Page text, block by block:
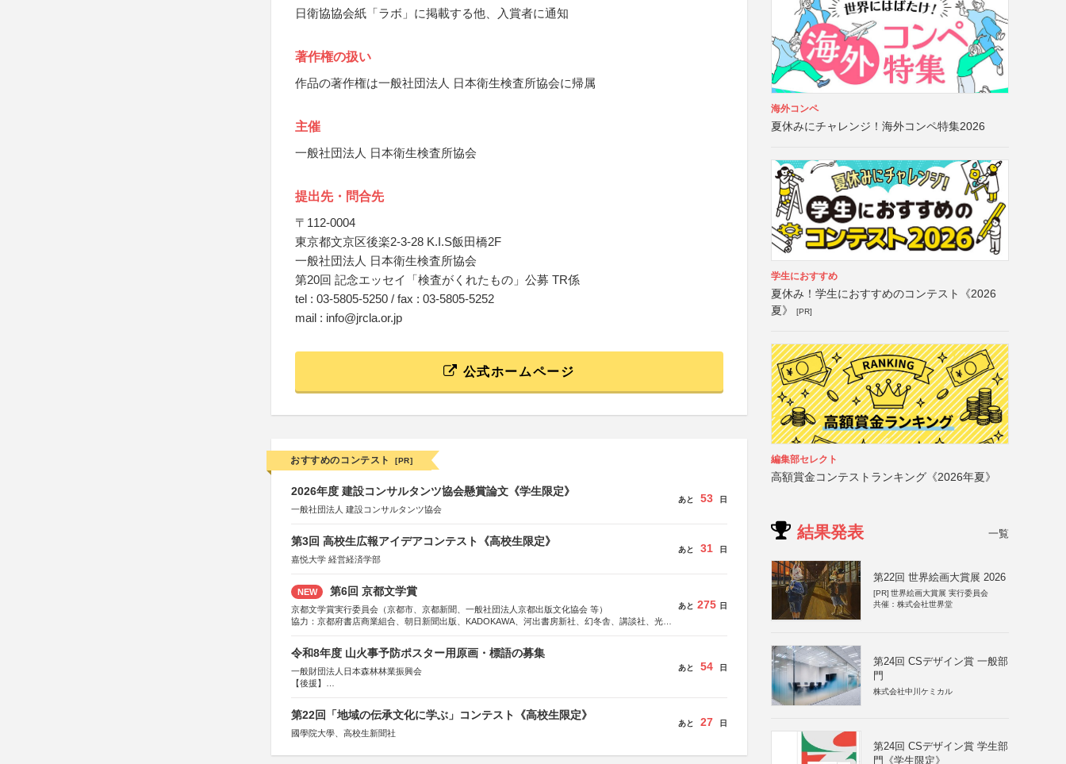
日衛協協会紙「ラボ」に掲載する他、入賞者に通知
著作権の扱い
作品の著作権は一般社団法人 日本衛生検査所協会に帰属
主催
一般社団法人 日本衛生検査所協会
提出先・問合先
〒112-0004
東京都文京区後楽2-3-28 K.I.S飯田橋2F
一般社団法人 日本衛生検査所協会
第20回 記念エッセイ「検査がくれたもの」公募 TR係
tel : 03-5805-5250 / fax : 03-5805-5252
mail : info@jrcla.or.jp
公式ホームページ
おすすめのコンテスト [PR]
2026年度 建設コンサルタンツ協会懸賞論文《学生限定》
一般社団法人 建設コンサルタンツ協会
あと 53 日
第3回 高校生広報アイデアコンテスト《高校生限定》
嘉悦大学 経営経済学部
あと 31 日
NEW 第6回 京都文学賞
京都文学賞実行委員会（京都市、京都新聞、一般社団法人京都出版文化協会 等）
協力：京都府書店商業組合、朝日新聞出版、KADOKAWA、河出書房新社、幻冬舎、講談社、光文
研究所、双葉社、文藝春秋、ポプラ社、毎日新聞出版
あと 275 日
令和8年度 山火事予防ポスター用原画・標語の募集
一般財団法人日本森林林業振興会
【後援】
あと 54 日
第22回「地域の伝承文化に学ぶ」コンテスト《高校生限定》
國學院大學、高校生新聞社
あと 27 日
海外コンペ
夏休みにチャレンジ！海外コンペ特集2026
学生におすすめ
夏休み！学生におすすめのコンテスト《2026
夏》
[PR]
編集部セレクト
高額賞金コンテストランキング《2026年夏》
結果発表 一覧
第22回 世界絵画大賞展 2026
[PR] 世界絵画大賞展 実行委員会
共催：株式会社世界堂
第24回 CSデザイン賞 一般部
門
株式会社中川ケミカル
第24回 CSデザイン賞 学生部
門《学生限定》